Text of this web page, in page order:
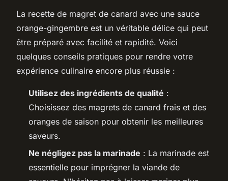
La recette de magret de canard avec une sauce
orange-gingembre est un véritable délice qui peut
être préparé avec facilité et rapidité. Voici
quelques conseils pratiques pour rendre votre
expérience culinaire encore plus réussie :
Utilisez des ingrédients de qualité :
Choisissez des magrets de canard frais et des
oranges de saison pour obtenir les meilleures
saveurs.
Ne négligez pas la marinade : La marinade est
essentielle pour imprégner la viande de